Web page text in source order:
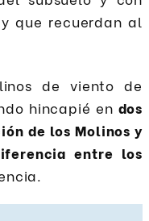
que recuerdan al
de viento de
hincapié en dos
de los Molinos y
entre los